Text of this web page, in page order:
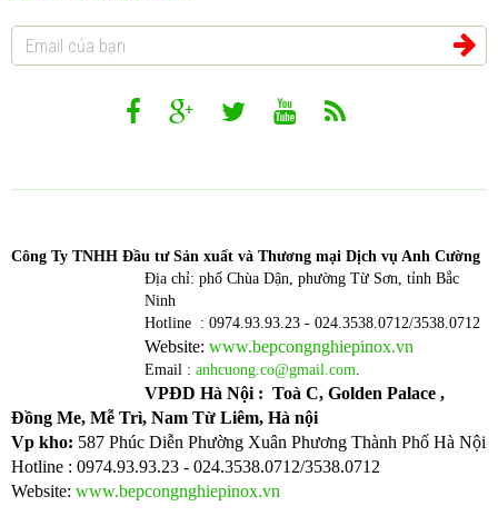
Công Ty TNHH Đầu tư Sản xuất và Thương mại Dịch vụ Anh Cường
Địa chỉ: phố Chùa Dận, phường Từ Sơn, tỉnh Bắc
Ninh
Hotline : 0974.93.93.23 - 024.3538.0712/3538.0712
Website: www.bepcongnghiepinox.vn
Email : anhcuong.co@gmail.com.
VPĐD Hà Nội : Toà C, Golden Palace ,
Đồng Me, Mễ Trì, Nam Từ Liêm, Hà nội
Vp kho: 587 Phúc Diễn Phường Xuân Phương Thành Phố Hà Nội
Hotline : 0974.93.93.23 - 024.3538.0712/3538.0712
Website: www.bepcongnghiepinox.vn